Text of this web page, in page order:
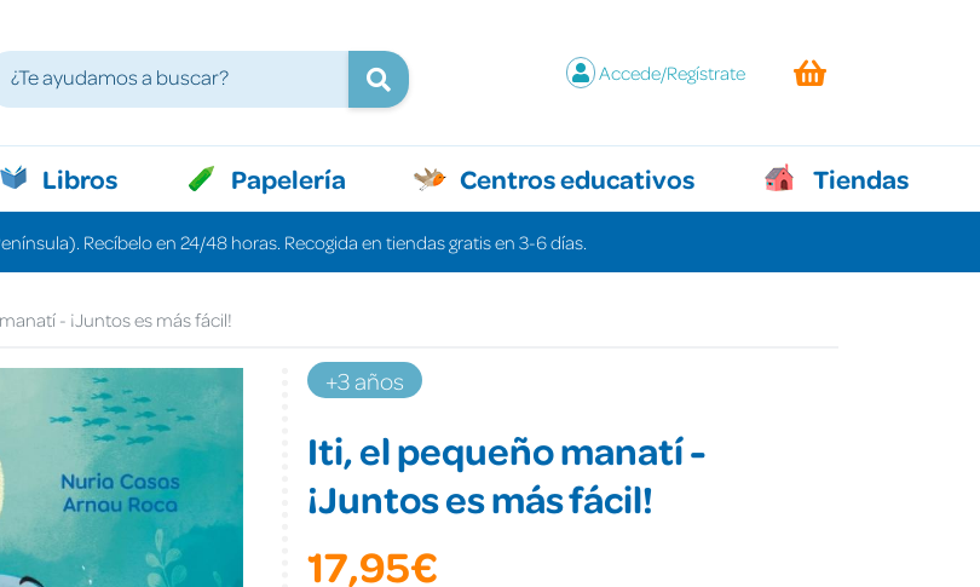
Accede/Regístrate
Libros Papelería Centros educativos Tiendas
Recíbelo en 24/48 horas. Recogida en tiendas gratis en 3-6 días.
- ¡Juntos es más fácil!
+3 años
Iti, el pequeño manatí -
¡Juntos es más fácil!
17,95€